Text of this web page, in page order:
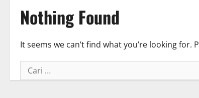
Nothing Found
It seems we can’t find what you’re looking for.
Cari
untuk: